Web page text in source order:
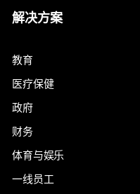
解决方案
教育
医疗保健
政府
财务
体育与娱乐
一线员工